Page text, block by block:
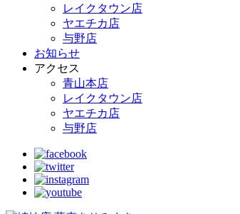
レイクタウン店
ヤエチカ店
与野店
お知らせ
アクセス
青山本店
レイクタウン店
ヤエチカ店
与野店